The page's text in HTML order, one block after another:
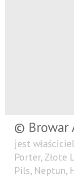
© Browar
jest
Porter, Złote
Pils, Neptun,